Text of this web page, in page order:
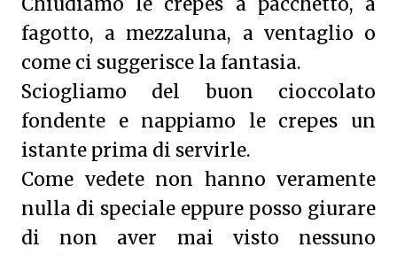
fagotto, a mezzaluna, a ventaglio o
come ci suggerisce la fantasia.
Sciogliamo del buon cioccolato
fondente e nappiamo le crepes un
istante prima di servirle.
Come vedete non hanno veramente
nulla di speciale eppure posso giurare
di non aver mai visto nessuno